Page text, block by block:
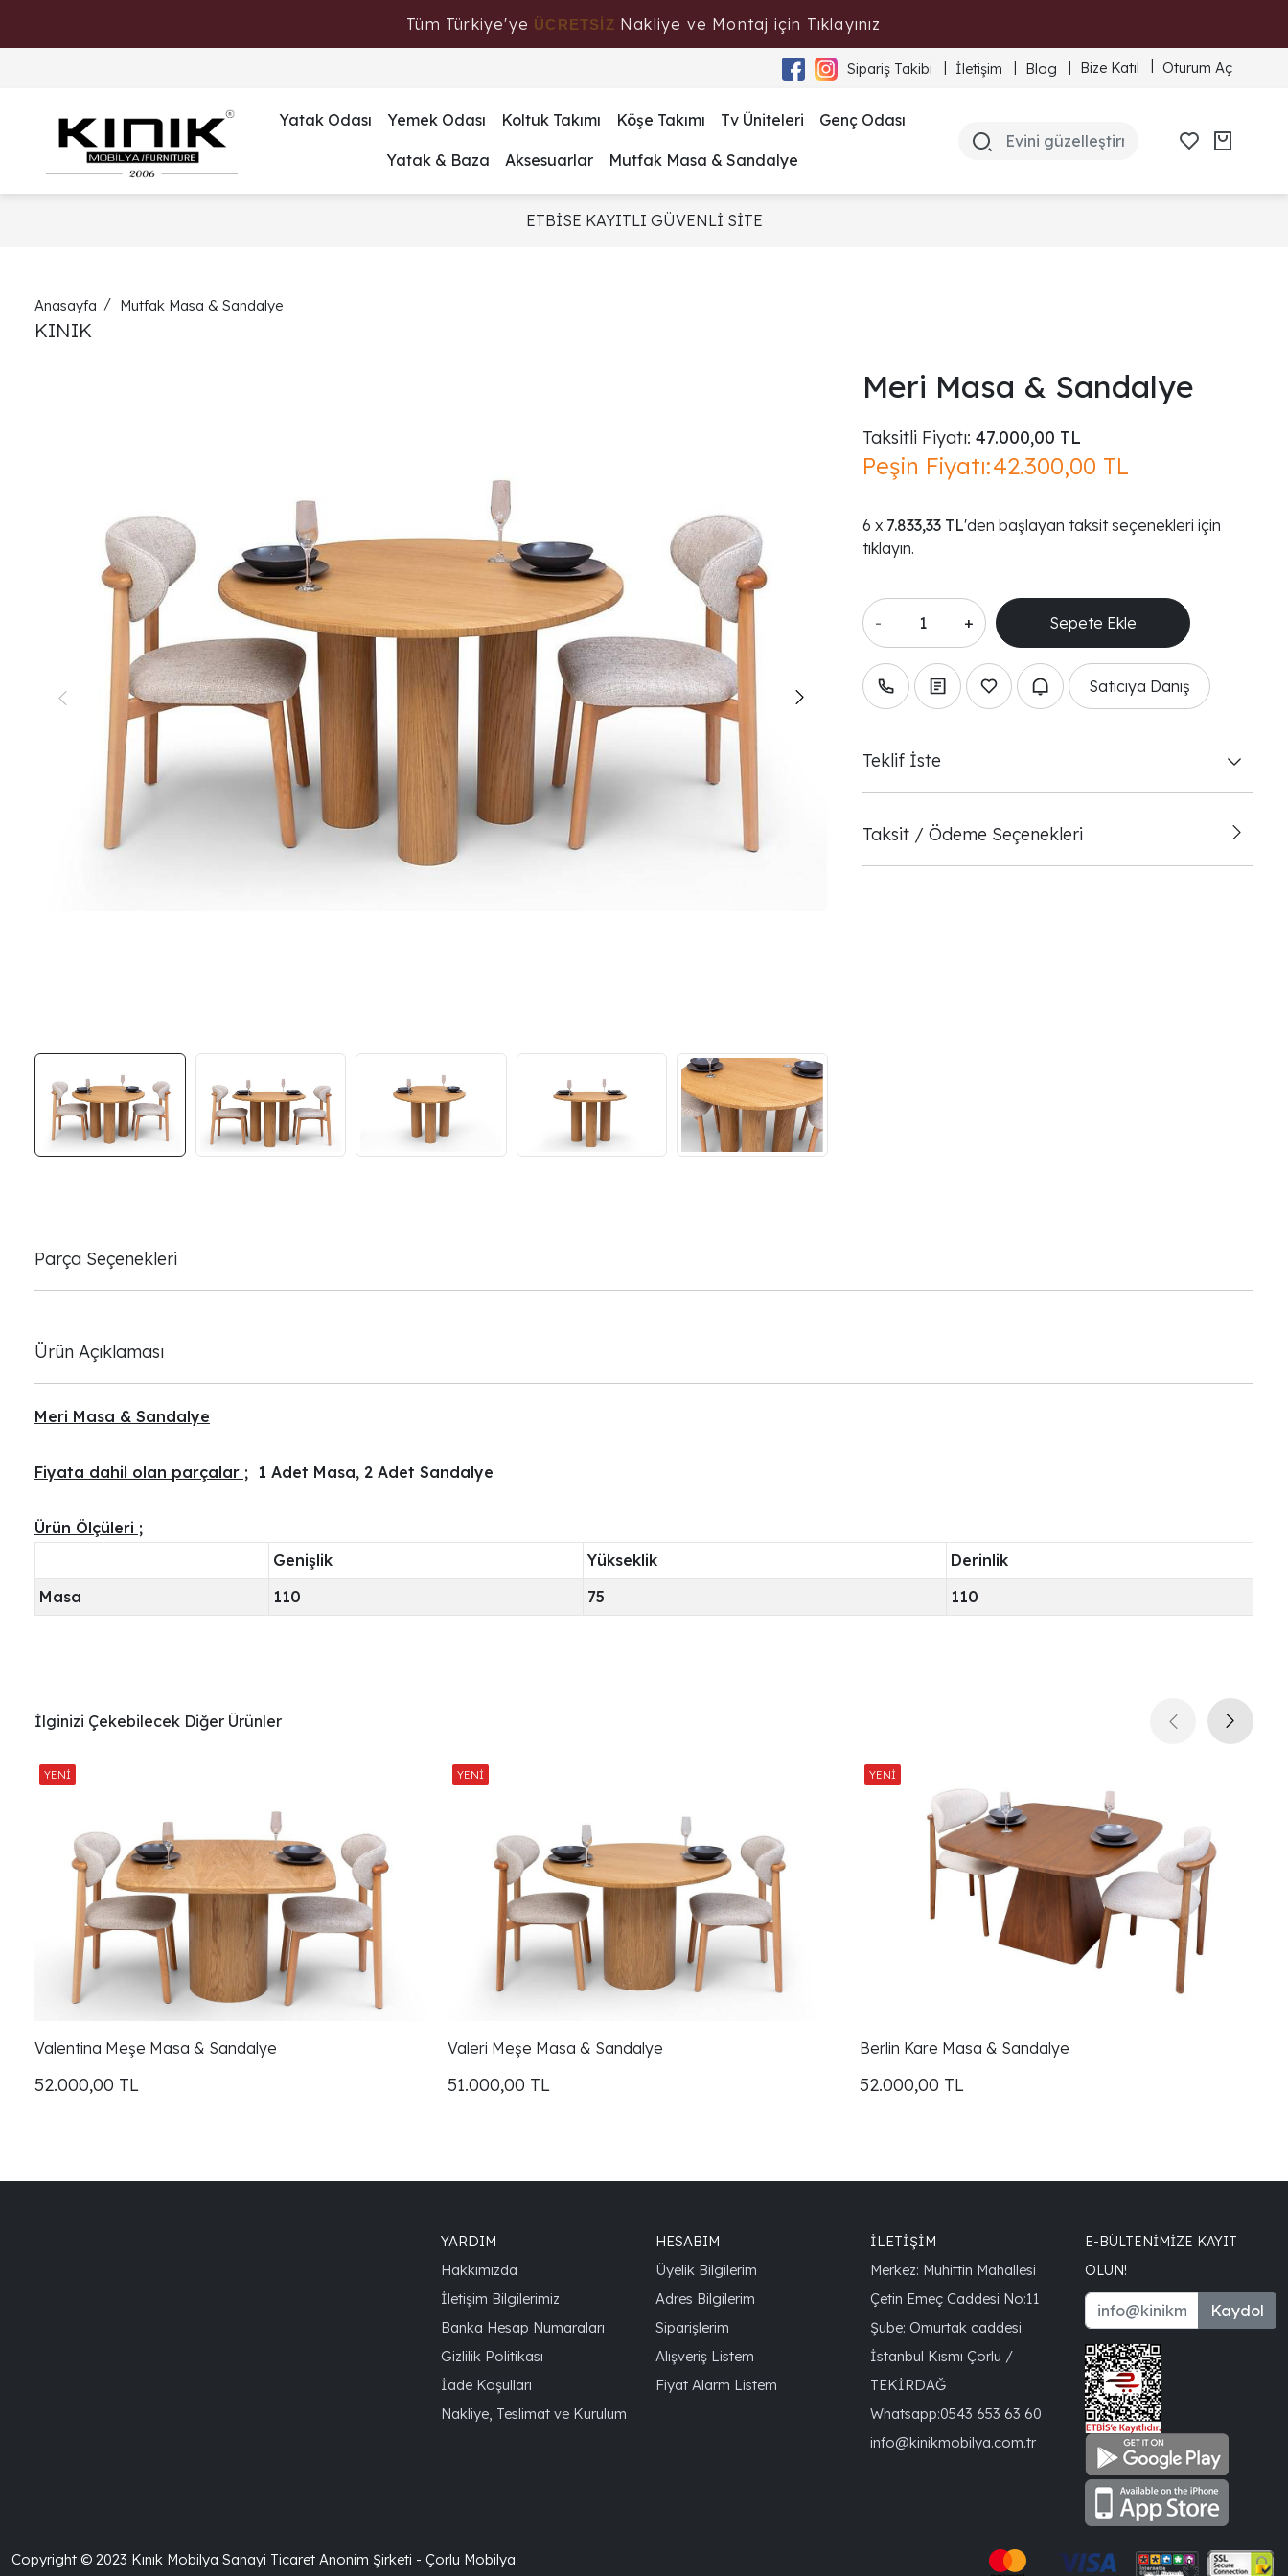
Tüm Türkiye'ye ÜCRETSİZ Nakliye ve Montaj için Tıklayınız
Sipariş Takibi İletişim Blog Bize Katıl Oturum Aç
Yatak Odası Yemek Odası Koltuk Takımı Köşe Takımı Tv Üniteleri Genç Odası
Yatak & Baza Aksesuarlar Mutfak Masa & Sandalye
ETBİSE KAYITLI GÜVENLİ SİTE
Anasayfa Mutfak Masa & Sandalye
KINIK
Meri Masa & Sandalye
Taksitli Fiyatı: 47.000,00 TL
Peşin Fiyatı:42.300,00 TL
7.833,33 TL'den başlayan taksit seçenekleri için
tıklayın.
- +
Satıcıya Danış
Teklif İste
Taksit / Ödeme Seçenekleri
Parça Seçenekleri
Ürün Açıklaması
Meri Masa & Sandalye
Fiyata dahil olan parçalar ; 1 Adet Masa, 2 Adet Sandalye
Ürün Ölçüleri ;
Genişlik
Yükseklik
Derinlik
Masa
110 75 110
İlginizi Çekebilecek Diğer Ürünler
Valentina Meşe Masa & Sandalye
52.000,00 TL
Valeri Meşe Masa & Sandalye
51.000,00 TL
Berlin Kare Masa & Sandalye
52.000,00 TL
YARDIM
Hakkımızda
İletişim Bilgilerimiz
Banka Hesap Numaraları
Gizlilik Politikası
İade Koşulları
Nakliye, Teslimat ve Kurulum
HESABIM
Üyelik Bilgilerim
Adres Bilgilerim
Siparişlerim
Alışveriş Listem
Fiyat Alarm Listem
İLETİŞİM
Merkez: Muhittin Mahallesi
Çetin Emeç Caddesi No:11
Şube: Omurtak caddesi
İstanbul Kısmı Çorlu /
TEKİRDAĞ
Whatsapp:0543 653 63 60
info@kinikmobilya.com.tr
E-BÜLTENIMIZE KAYIT
OLUN!
Kaydol
Copyright © 2023 Kınık Mobilya Sanayi Ticaret Anonim Şirketi - Çorlu Mobilya